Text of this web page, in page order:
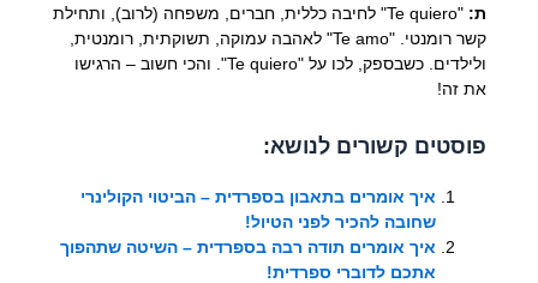
ת:
"Te quiero" לחיבה כללית, חברים, משפחה (לרוב), ותחילת
קשר רומנטי. "Te amo" לאהבה עמוקה, תשוקתית, רומנטית,
ולילדים. כשבספק, לכו על "Te quiero". והכי חשוב – הרגישו
את זה!
פוסטים קשורים לנושא:
איך אומרים בתאבון בספרדית – הביטוי הקולינרי
שחובה להכיר לפני הטיול!
איך אומרים תודה רבה בספרדית – השיטה שתהפוך
אתכם לדוברי ספרדית!